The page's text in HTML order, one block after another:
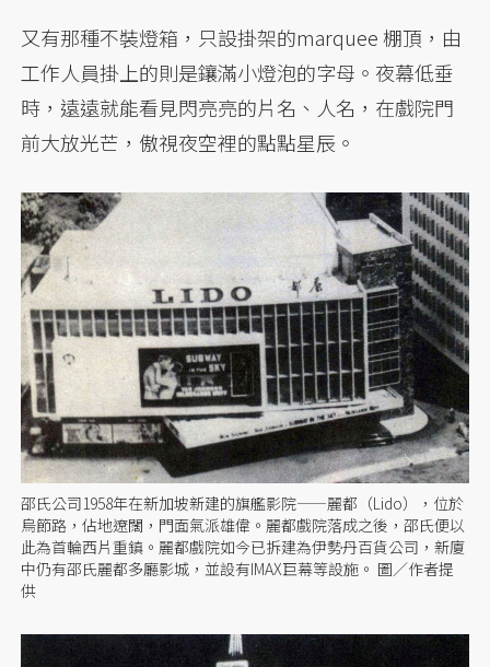
又有那種不裝燈箱，只設掛架的marquee 棚頂，由
工作人員掛上的則是鑲滿小燈泡的字母。夜幕低垂
時，遠遠就能看見閃亮亮的片名、人名，在戲院門
前大放光芒，傲視夜空裡的點點星辰。
邵氏公司1958年在新加坡新建的旗艦影院——麗都（Lido），位於
烏節路，佔地遼闊，門面氣派雄偉。麗都戲院落成之後，邵氏便以
此為首輪西片重鎮。麗都戲院如今已拆建為伊勢丹百貨公司，新廈
中仍有邵氏麗都多廳影城，並設有IMAX巨幕等設施。 圖／作者提
供